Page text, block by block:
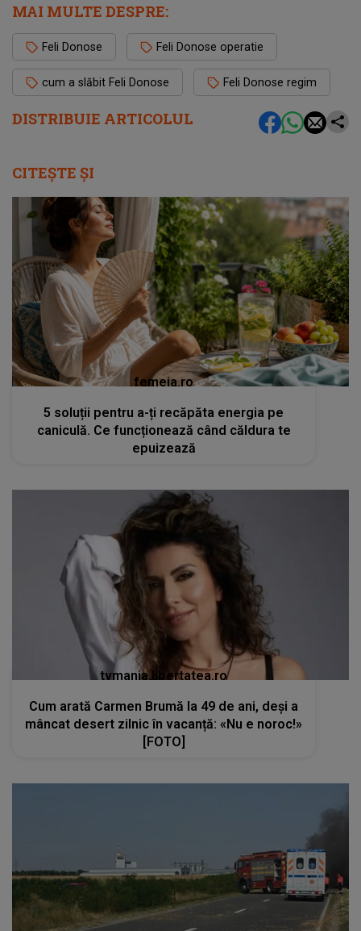
DISTRIBUIE ARTICOLUL
MAI MULTE DESPRE:
Feli Donose Feli Donose operatie
cum a slăbit Feli Donose Feli Donose regim
CITEȘTE ȘI
femeia.ro
5 soluții pentru a-ți recăpăta energia pe
caniculă. Ce funcționează când căldura te
epuizează
tvmania.libertatea.ro
Cum arată Carmen Brumă la 49 de ani, deși a
mâncat desert zilnic în vacanță: «Nu e noroc!»
[FOTO]